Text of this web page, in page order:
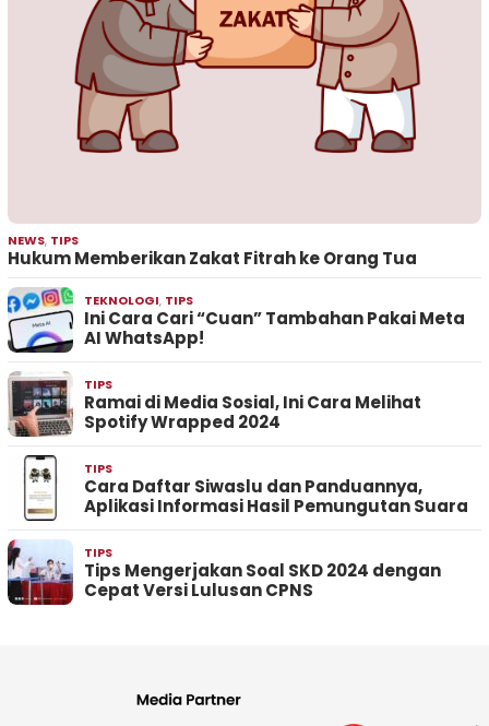
NEWS, TIPS
Hukum Memberikan Zakat Fitrah ke Orang Tua
TEKNOLOGI, TIPS
Ini Cara Cari “Cuan” Tambahan Pakai Meta
AI WhatsApp!
TIPS
Ramai di Media Sosial, Ini Cara Melihat
Spotify Wrapped 2024
TIPS
Cara Daftar Siwaslu dan Panduannya,
Aplikasi Informasi Hasil Pemungutan Suara
TIPS
Tips Mengerjakan Soal SKD 2024 dengan
Cepat Versi Lulusan CPNS